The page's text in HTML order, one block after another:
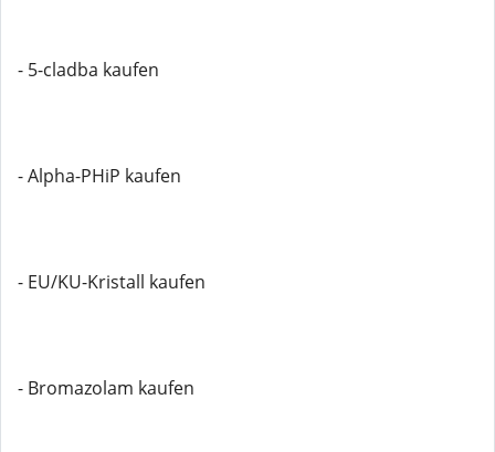
- 5-cladba kaufen
- Alpha-PHiP kaufen
- EU/KU-Kristall kaufen
- Bromazolam kaufen